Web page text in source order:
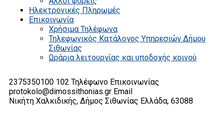
Ηλεκτρονικές Πληρωμές
Επικοινωνία
Χρήσιμα Τηλέφωνα
Τηλεφωνικός Κατάλογος Υπηρεσιών Δήμου
Σιθωνίας
Ωράρια λειτουργίας και υποδοχής κοινού
2375350100 102 Τηλέφωνο Επικοινωνίας
protokolo@dimossithonias.gr Email
Νικήτη Χαλκιδικής, Δήμος Σιθωνίας Ελλάδα, 63088